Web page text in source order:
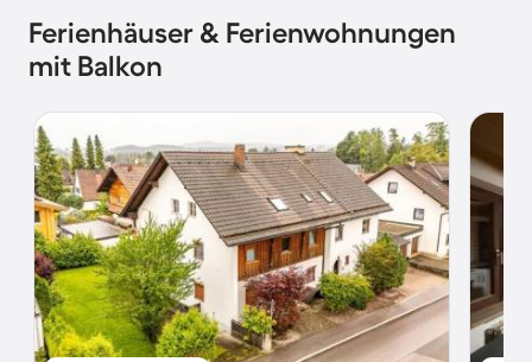
Ferienhäuser & Ferienwohnungen
mit Balkon